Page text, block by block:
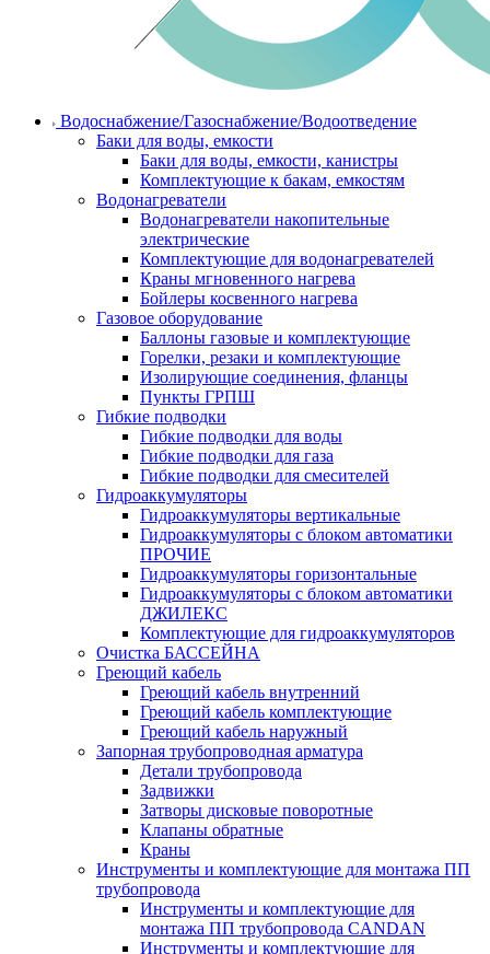
Водоснабжение/Газоснабжение/Водоотведение
Баки для воды, емкости
Баки для воды, емкости, канистры
Комплектующие к бакам, емкостям
Водонагреватели
Водонагреватели накопительные
электрические
Комплектующие для водонагревателей
Краны мгновенного нагрева
Бойлеры косвенного нагрева
Газовое оборудование
Баллоны газовые и комплектующие
Горелки, резаки и комплектующие
Изолирующие соединения, фланцы
Пункты ГРПШ
Гибкие подводки
Гибкие подводки для воды
Гибкие подводки для газа
Гибкие подводки для смесителей
Гидроаккумуляторы
Гидроаккумуляторы вертикальные
Гидроаккумуляторы с блоком автоматики
ПРОЧИЕ
Гидроаккумуляторы горизонтальные
Гидроаккумуляторы с блоком автоматики
ДЖИЛЕКС
Комплектующие для гидроаккумуляторов
Очистка БАССЕЙНА
Греющий кабель
Греющий кабель внутренний
Греющий кабель комплектующие
Греющий кабель наружный
Запорная трубопроводная арматура
Детали трубопровода
Задвижки
Затворы дисковые поворотные
Клапаны обратные
Краны
Инструменты и комплектующие для монтажа ПП
трубопровода
Инструменты и комплектующие для
монтажа ПП трубопровода CANDAN
Инструменты и комплектующие для